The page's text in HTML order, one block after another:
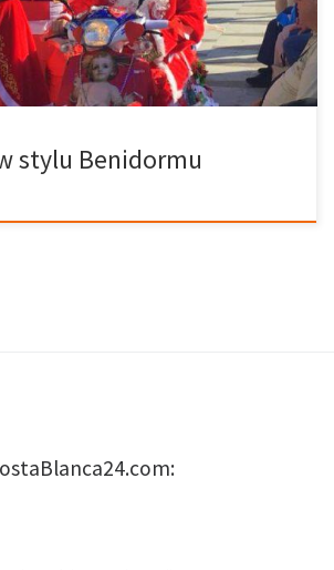
do Nowego Roku – ponownie odbędzie się
stylu Benidormu